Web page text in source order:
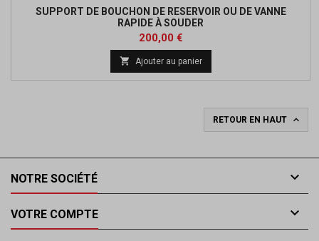
SUPPORT DE BOUCHON DE RESERVOIR OU DE VANNE
RAPIDE À SOUDER
Prix
200,00 €
 Ajouter au panier
RETOUR EN HAUT 
NOTRE SOCIÉTÉ 
VOTRE COMPTE 